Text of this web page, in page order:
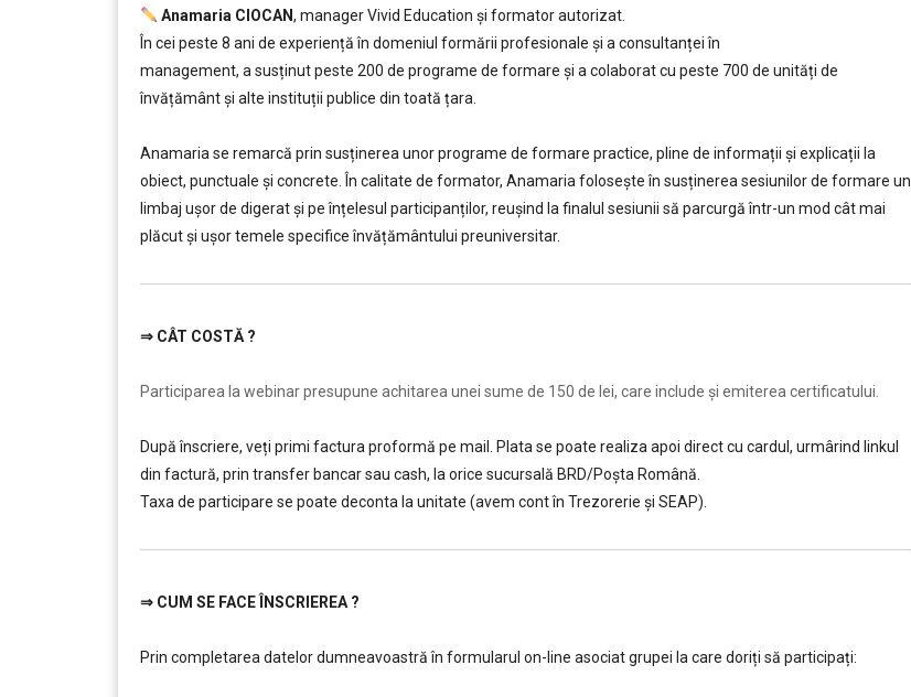
Anamaria CIOCAN, manager Vivid Education și formator autorizat.
În cei peste 8 ani de experiență în domeniul formării profesionale și a consultanței în
management, a susținut peste 200 de programe de formare și a colaborat cu peste 700 de unități de
învățământ şi alte instituții publice din toată țara.
Anamaria se remarcă prin susținerea unor programe de formare practice, pline de informații și explicații la
obiect, punctuale și concrete. În calitate de formator, Anamaria folosește în susținerea sesiunilor de formare un
limbaj ușor de digerat și pe înțelesul participanților, reușind la finalul sesiunii să parcurgă într-un mod cât mai
plăcut și ușor temele specifice învățământului preuniversitar.
⇒ CÂT COSTĂ ?
Participarea la webinar presupune achitarea unei sume de 150 de lei, care include şi emiterea certificatului.
După înscriere, veți primi factura proformă pe mail. Plata se poate realiza apoi direct cu cardul, urmârind linkul
din factură, prin transfer bancar sau cash, la orice sucursală BRD/Poșta Română.
Taxa de participare se poate deconta la unitate (avem cont în Trezorerie și SEAP).
⇒ CUM SE FACE ÎNSCRIEREA ?
Prin completarea datelor dumneavoastră în formularul on-line asociat grupei la care doriți să participați: